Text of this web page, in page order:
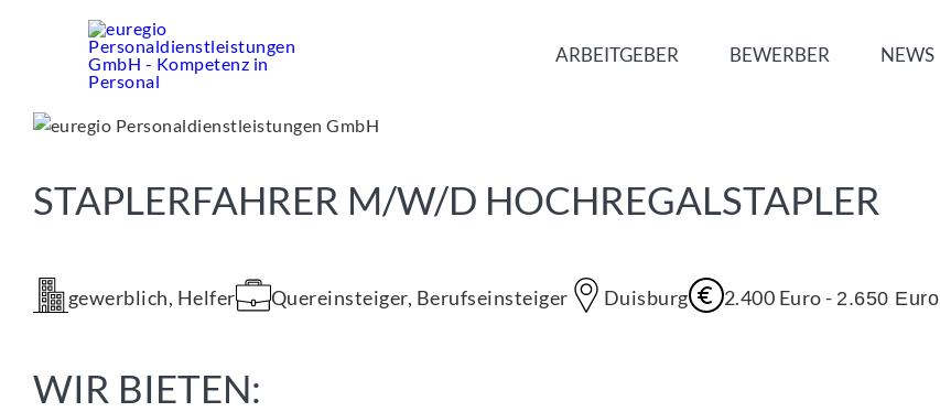
ARBEITGEBER BEWERBER NEWS
STAPLERFAHRER M/W/D HOCHREGALSTAPLER
gewerblich, Helfer Quereinsteiger, Berufseinsteiger Duisburg 2.400 Euro - 2.650 Euro
WIR BIETEN: